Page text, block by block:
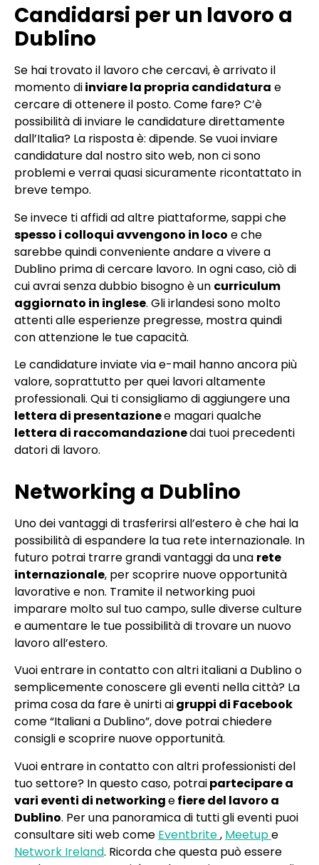
Candidarsi per un lavoro a
Dublino
Se hai trovato il lavoro che cercavi, è arrivato il
momento diinviare la propria candidatura e
cercare di ottenere il posto. Come fare? C’è
possibilità di inviare le candidature direttamente
dall’Italia? La risposta è: dipende. Se vuoi inviare
candidature dal nostro sito web, non ci sono
problemi e verrai quasi sicuramente ricontattato in
breve tempo.
Se invece ti affidi ad altre piattaforme, sappi che
spesso i colloqui avvengono in loco e che
sarebbe quindi conveniente andare a vivere a
Dublino prima di cercare lavoro. In ogni caso, ciò di
cui avrai senza dubbio bisogno è un curriculum
aggiornato in inglese. Gli irlandesi sono molto
attenti alle esperienze pregresse, mostra quindi
con attenzione le tue capacità.
Le candidature inviate via e-mail hanno ancora più
valore, soprattutto per quei lavori altamente
professionali. Qui ti consigliamo di aggiungere una
lettera di presentazionee magari qualche
lettera di raccomandazionedai tuoi precedenti
datori di lavoro.
Networking a Dublino
Uno dei vantaggi di trasferirsi all’estero è che hai la
possibilità di espandere la tua rete internazionale. In
futuro potrai trarre grandi vantaggi da una rete
internazionale, per scoprire nuove opportunità
lavorative e non. Tramite il networking puoi
imparare molto sul tuo campo, sulle diverse culture
e aumentare le tue possibilità di trovare un nuovo
lavoro all’estero.
Vuoi entrare in contatto con altri italiani a Dublino o
semplicemente conoscere gli eventi nella città? La
prima cosa da fare è unirti aigruppi di Facebook
come “Italiani a Dublino”, dove potrai chiedere
consigli e scoprire nuove opportunità.
Vuoi entrare in contatto con altri professionisti del
tuo settore? In questo caso, potraipartecipare a
vari eventi di networkingefiere del lavoro a
Dublino. Per una panoramica di tutti gli eventi puoi
consultare siti web come Eventbrite, Meetupe
Network Ireland. Ricorda che questa può essere